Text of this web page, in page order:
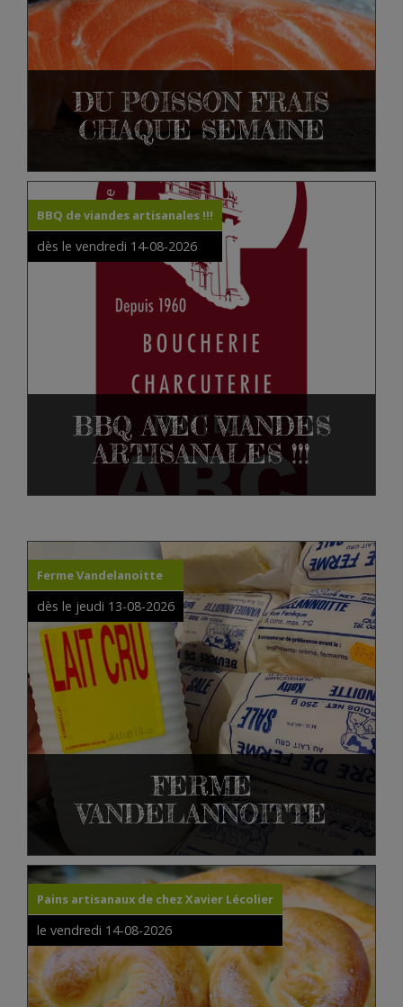
DU POISSON FRAIS
CHAQUE SEMAINE
BBQ de viandes artisanales !!!
dès le vendredi 14-08-2026
BBQ AVEC VIANDES
ARTISANALES !!!
Ferme Vandelanoitte
dès le jeudi 13-08-2026
FERME
VANDELANNOITTE
Pains artisanaux de chez Xavier Lécolier
le vendredi 14-08-2026